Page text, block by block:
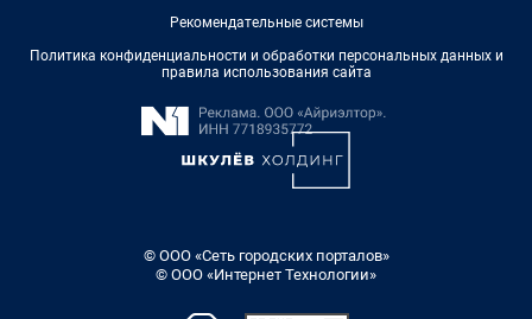
Рекомендательные системы
Политика конфиденциальности и обработки персональных данных и
правила использования сайта
© ООО «Сеть городских порталов»
© ООО «Интернет Технологии»